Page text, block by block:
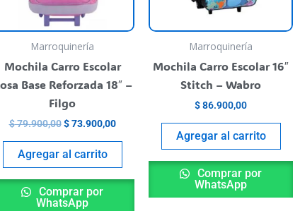
Marroquinería
Mochila Carro Escolar
Base Reforzada 18″ –
Filgo
$79.900,00 $73.900,00
Agregar al carrito
Comprar por
WhatsApp
Marroquinería
Mochila Carro Escolar 16″
Stitch – Wabro
$86.900,00
Agregar al carrito
Comprar por
WhatsApp